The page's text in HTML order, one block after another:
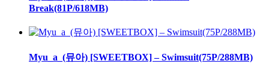
Break(81P/618MB)
Myu_a_(뮤아) [SWEETBOX] – Swimsuit(75P/288MB)